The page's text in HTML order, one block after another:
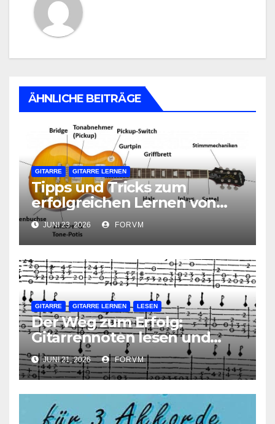
ÄHNLICHE BEITRÄGE
GITARRE GITARRE LERNEN
Tipps und Tricks zum
erfolgreichen Lernen von
Gitarrengriffen
JUNI 23, 2026 FORVM
GITARRE GITARRE LERNEN LESEN
Der Weg zum Erfolg:
Gitarrennoten lesen und
verstehen lernen
JUNI 21, 2026 FORVM